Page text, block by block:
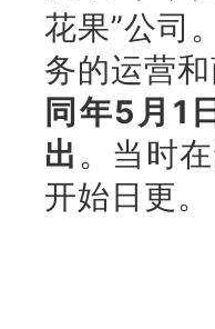
花果”公司
务的运营
同年5月1
出 。当时
开始日更。